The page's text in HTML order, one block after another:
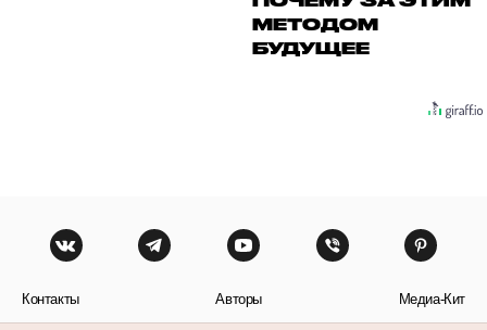
МЕТОДОМ
БУДУЩЕЕ
Контакты Авторы Медиа-Кит